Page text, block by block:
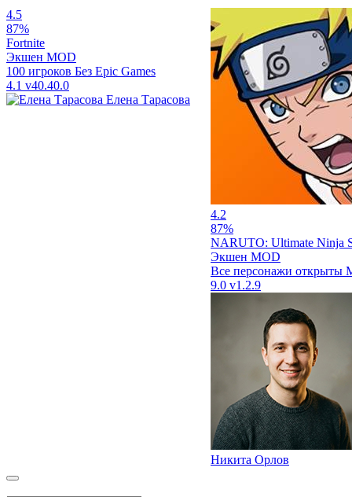
4.5
87%
Fortnite
Экшен MOD
100 игроков Без Epic Games
4.1 v40.40.0
Елена Тарасова
4.2
87%
NARUTO: Ultimate Ninja
Экшен MOD
Все персонажи открыты
9.0 v1.2.9
Никита Орлов